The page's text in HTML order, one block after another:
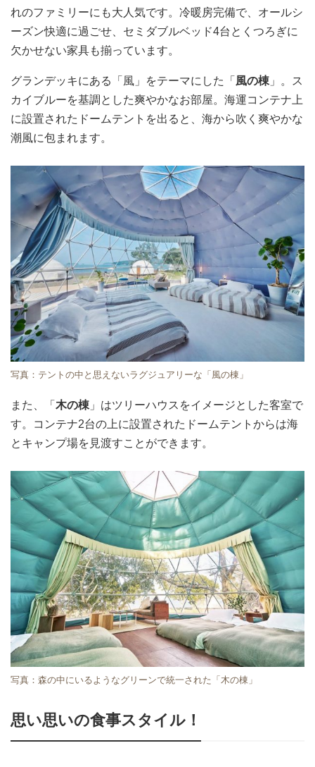
れのファミリーにも大人気です。冷暖房完備で、オールシ
ーズン快適に過ごせ、セミダブルベッド4台とくつろぎに
欠かせない家具も揃っています。
グランデッキにある「風」をテーマにした「 風の棟 」。ス
カイブルーを基調とした爽やかなお部屋。海運コンテナ上
に設置されたドームテントを出ると、海から吹く爽やかな
潮風に包まれます。
写真：テントの中と思えないラグジュアリーな「風の棟」
また、「 木の棟 」はツリーハウスをイメージとした客室で
す。コンテナ2台の上に設置されたドームテントからは海
とキャンプ場を見渡すことができます。
写真：森の中にいるようなグリーンで統一された「木の棟」
思い思いの食事スタイル！